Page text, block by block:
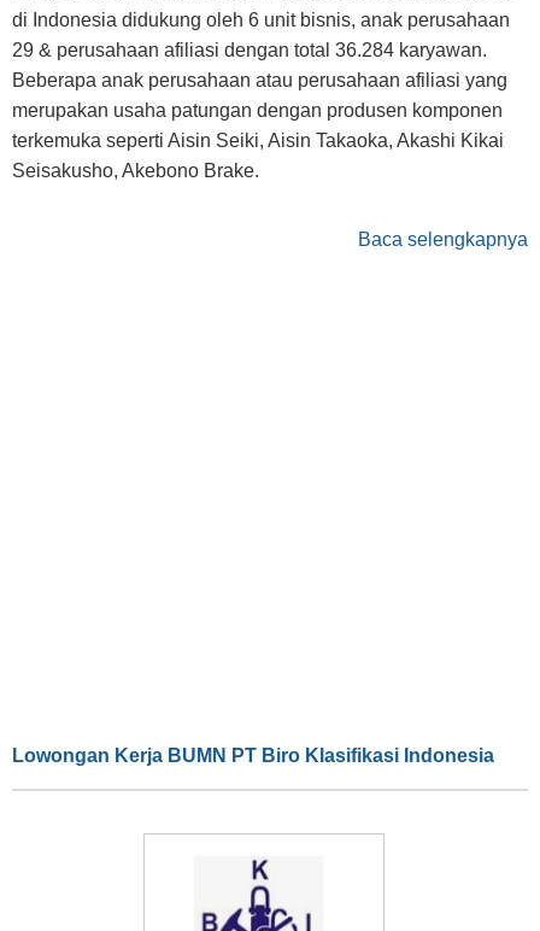
di Indonesia didukung oleh 6 unit bisnis, anak perusahaan
29 & perusahaan afiliasi dengan total 36.284 karyawan.
Beberapa anak perusahaan atau perusahaan afiliasi yang
merupakan usaha patungan dengan produsen komponen
terkemuka seperti Aisin Seiki, Aisin Takaoka, Akashi Kikai
Seisakusho, Akebono Brake.
Baca selengkapnya
Lowongan Kerja BUMN PT Biro Klasifikasi Indonesia